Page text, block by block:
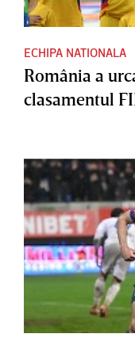
ECHIPA NATIONALA
România a
clasamentul